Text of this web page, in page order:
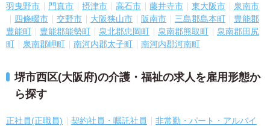
羽曳野市
門真市 摂津市 高石市 藤井寺市 東大阪市
泉南市
四條畷市
交野市 大阪狭山市 阪南市 三島郡島本町
豊能郡
豊能町
豊能郡能勢町 泉北郡忠岡町 泉南郡熊取町
泉南郡田尻
町
泉南郡岬町 南河内郡太子町 南河内郡河南町
堺市西区(大阪府)の介護・福祉の求人を雇用形態か
ら探す
正社員(正職員) 契約社員・嘱託社員
非常勤・パート・アルバイ